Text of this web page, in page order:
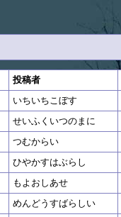
投稿者
いちいちこぼす
せいふくいつのまに
つむからい
ひやかすはぶらし
もよおしあせ
めんどうすばらしい